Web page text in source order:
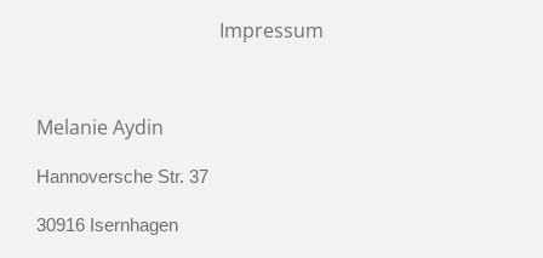
Impressum
Melanie Aydin
Hannoversche Str. 37
30916 Isernhagen